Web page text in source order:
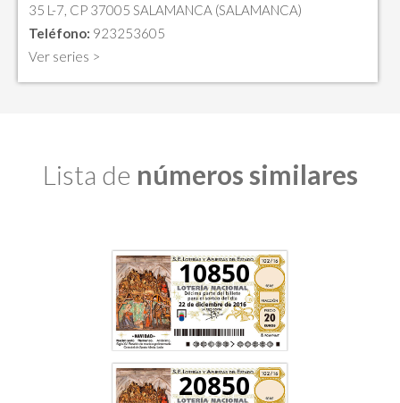
35 L-7, CP 37005 SALAMANCA (SALAMANCA)
Teléfono: 923253605
Ver series >
Lista de números similares
10850
20850